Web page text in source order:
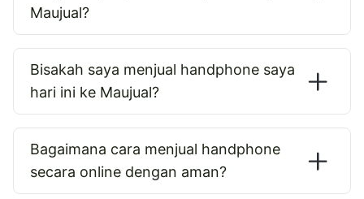
Maujual?
Bisakah saya menjual handphone saya
hari ini ke Maujual?
Bagaimana cara menjual handphone
secara online dengan aman?